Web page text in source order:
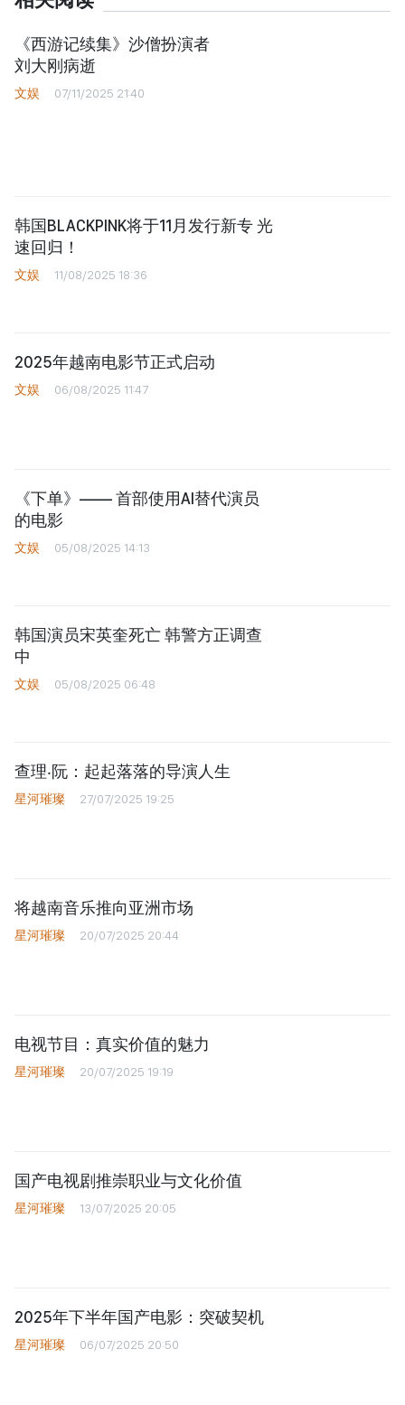
《西游记续集》沙僧扮演者
刘大刚病逝
文娱 07/11/2025 21:40
韩国BLACKPINK将于11月发行新专 光
速回归！
文娱 11/08/2025 18:36
2025年越南电影节正式启动
文娱 06/08/2025 11:47
《下单》—— 首部使用AI替代演员
的电影
文娱 05/08/2025 14:13
韩国演员宋英奎死亡 韩警方正调查
中
文娱 05/08/2025 06:48
查理‧阮：起起落落的导演人生
星河璀璨 27/07/2025 19:25
将越南音乐推向亚洲市场
星河璀璨 20/07/2025 20:44
电视节目：真实价值的魅力
星河璀璨 20/07/2025 19:19
国产电视剧推崇职业与文化价值
星河璀璨 13/07/2025 20:05
2025年下半年国产电影：突破契机
星河璀璨 06/07/2025 20:50